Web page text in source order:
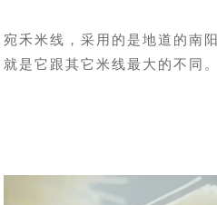
宛禾米线，采用的是地道的南
就是它跟其它米线最大的不同。